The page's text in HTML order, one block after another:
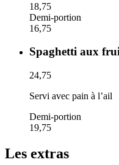
18,75
Demi-portion
16,75
Spaghetti aux
24,75
Servi avec pain à l’ail
Demi-portion
19,75
Les extras